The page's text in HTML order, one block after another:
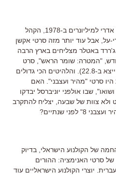
למיליונרים ב-1978,
הקהל
על אבל עוד יותר מזה סרטי אקשן
'ררד באטלר מצליחים בארץ הרבה
, "המטרה: שומר הראש", סרט
ייצא ב-22.8).
והלהיטים הכי גדולים
סרטי "מהיר ועצבני". האם
", שבו אולפני יוניברסל יבדקו
ולא צוות של שבעה
יצליח להתקרב
ועצבני 8" לפני שנתיים?
של הקולנוע הישראלי בדיוק
סרטי האנימציה: ההורים
יוצרי הקולנוע הישראליים עוד